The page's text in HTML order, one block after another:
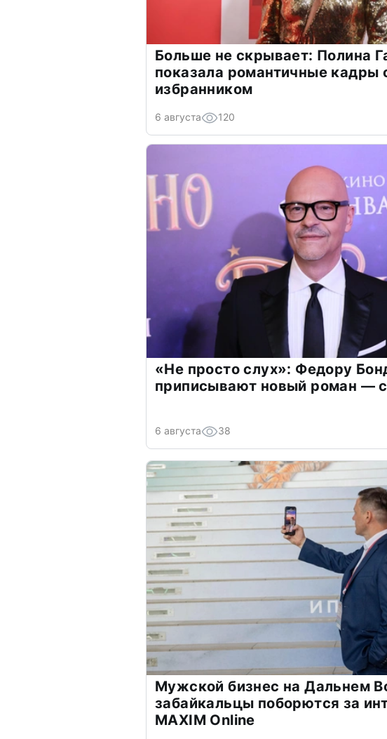
Больше не скрывает: Полина
показала романтичные кадры
избранником
6 августа 120
«Не просто слух»: Федору
приписывают новый роман —
6 августа 38
Мужской бизнес на Дальнем
забайкальцы поборются за
MAXIM Online